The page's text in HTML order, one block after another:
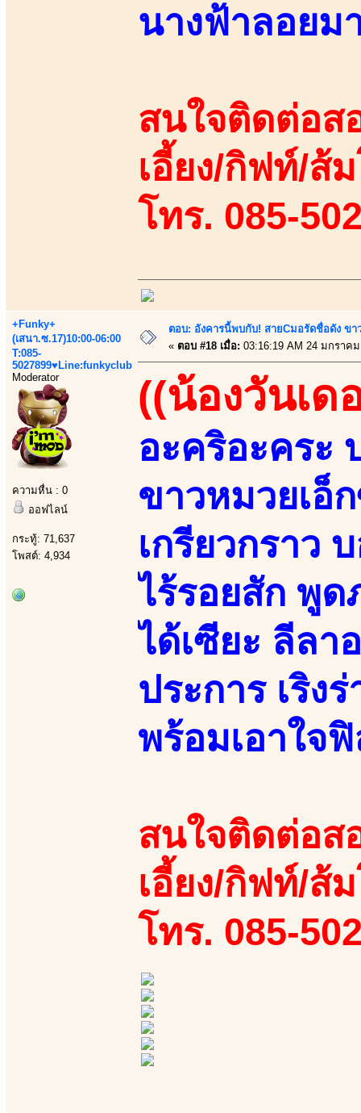
นางฟ้าลอยม
สนใจติดต่อส
เอี้ยง/กิฟท์/ส้
โทร. 085-
+Funky+
(เสนา.ซ.17)10:00-06:00
T:085-
5027899♥Line:funkyclub
Moderator
ความหื่น : 0
ออฟไลน์
กระทู้: 71,637
โพสต์: 4,934
ตอบ: อังคารนี้พบกับ! สายCมอรัดชื่อดัง ขา
« ตอบ #18 เมื่อ: 03:16:19 AM 24 มกราค
((น้องวันเด
อะคริอะคระ
ขาวหมวยเอ็
เกรียวกราว
ไร้รอยสัก พู
ได้เซียะ ลีล
ประการ เริง
พร้อมเอาใจ
สนใจติดต่อส
เอี้ยง/กิฟท์/ส้
โทร. 085-